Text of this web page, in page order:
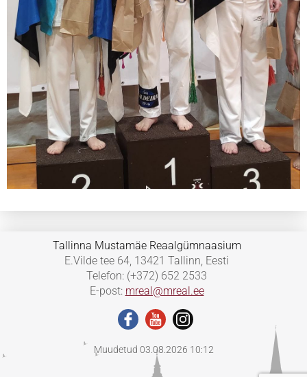
Tallinna Mustamäe Reaalgümnaasium
E.Vilde tee 64, 13421 Tallinn, Eesti
Telefon: (+372) 652 2533
E-post: mreal@mreal.ee
Muudetud 03.08.2026 10:12